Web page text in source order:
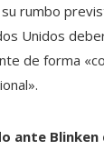
rumbo
Unidos
de forma
ante Blinken